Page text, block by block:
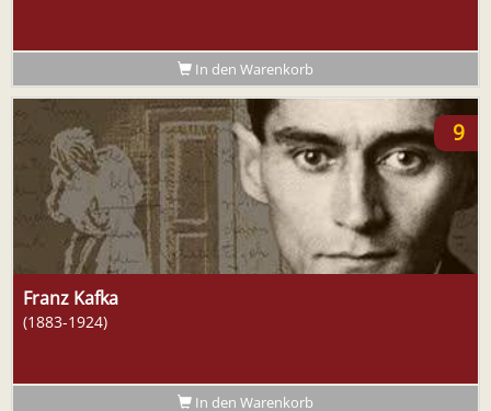
In den Warenkorb
9
Franz Kafka
(1883-1924)
In den Warenkorb